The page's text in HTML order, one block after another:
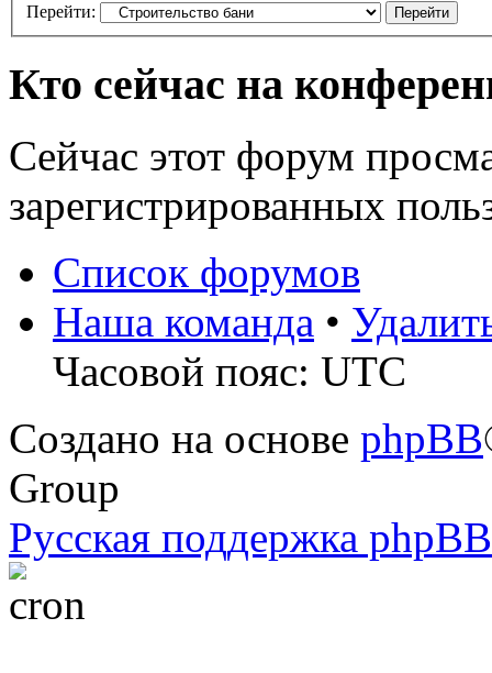
Перейти:
Кто сейчас на
Сейчас этот форум
зарегистрированных
Список форумов
Наша команда •
Часовой пояс: UTC
Создано на основе phpBB
Group
Русская поддержка phpBB